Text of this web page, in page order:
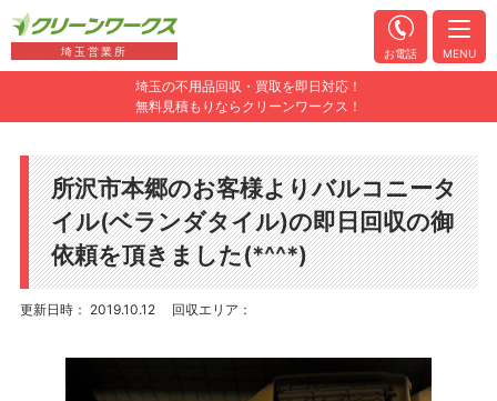
埼玉の不用品回収・買取を即日対応！
無料見積もりならクリーンワークス！
埼玉営業所 お電話 MENU
所沢市本郷のお客様よりバルコニータ
イル(ベランダタイル)の即日回収の御
依頼を頂きました(*^^*)
更新日時： 2019.10.12 回収エリア：